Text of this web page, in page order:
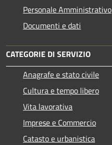
Personale Amministrativo
Documenti e dati
CATEGORIE DI SERVIZIO
Anagrafe e stato civile
Cultura e tempo libero
Vita lavorativa
Imprese e Commercio
Catasto e urbanistica